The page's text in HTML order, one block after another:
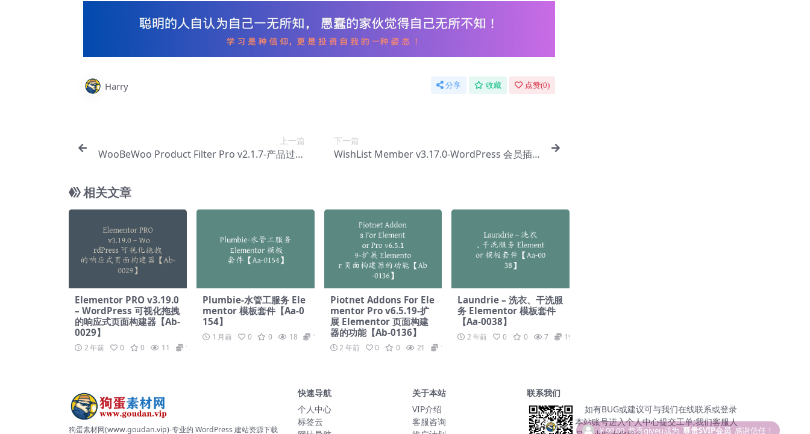
Harry 分享 收藏 点赞(0)
上一篇
WooBeWoo Product Filter Pro v2.1.7-产品过滤
下一篇
WishList Member v3.17.0-WordPress 会员插件
相关文章
Elementor PRO v3.19.0
– WordPress 可视化拖拽
的响应式页面构建器【Ab-
0029】
2 年前 0 0 11 19.9
Plumbie-水管工服务 Ele
mentor 模板套件【Aa-0
154】
1 月前 0 0 18 19.9
Piotnet Addons For Ele
mentor Pro v6.5.19-扩
展 Elementor 页面构建
器的功能【Ab-0136】
2 年前 0 0 21 19.9
Laundrie – 洗衣、干洗服
务 Elementor 模板套件
【Aa-0038】
2 年前 0 0 7 19.9
狗蛋素材网(www.goudan.vip)-专业的 WordPress 建站资源下载
快速导航
个人中心
标签云
关于本站
VIP介绍
客服咨询
联系我们
如有BUG或建议可与我们在线联系或登录
本站账号进入个人中心提交工单;我们客服人